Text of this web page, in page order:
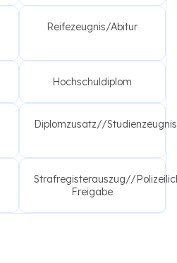
Reifezeugnis/Abitur
Hochschuldiplom
Diplomzusatz//Studienzeugnis
Strafregisterauszug//
Freigabe